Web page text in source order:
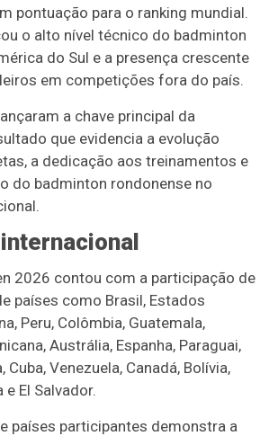
pontuação para o ranking mundial.
o alto nível técnico do badminton
do Sul e a presença crescente
em competições fora do país.
a chave principal da
que evidencia a evolução
a dedicação aos treinamentos e
do badminton rondonense no
2026 contou com a participação de
países como Brasil, Estados
Peru, Colômbia, Guatemala,
Austrália, Espanha, Paraguai,
Cuba, Venezuela, Canadá, Bolívia,
e El Salvador.
países participantes demonstra a